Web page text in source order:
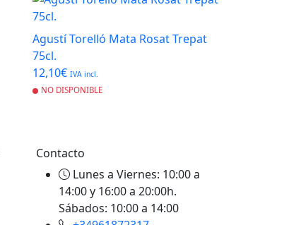
Agustí Torelló Mata Rosat Trepat
75cl.
12,10€ IVA incl.
NO DISPONIBLE
Contacto
Lunes a Viernes: 10:00 a
14:00 y 16:00 a 20:00h.
Sábados: 10:00 a 14:00